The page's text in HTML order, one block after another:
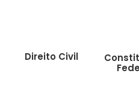
Direito Civil